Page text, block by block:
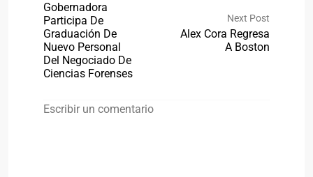
Gobernadora
Participa De
Graduación De
Nuevo Personal
Del Negociado De
Ciencias Forenses
Next Post
Alex Cora Regresa
A Boston
Escribir un comentario